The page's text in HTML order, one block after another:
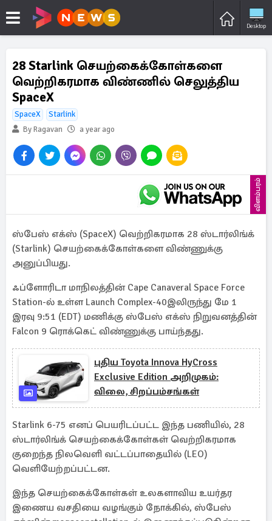
Desktop
28 Starlink செயற்கைக்கோள்களை
வெற்றிகரமாக விண்ணில் செலுத்திய
SpaceX
SpaceX
Starlink
By Ragavan
a year ago
விளம்பரம்
ஸ்பேஸ் எக்ஸ் (SpaceX) வெற்றிகரமாக 28 ஸ்டார்லிங்க்
(Starlink) செயற்கைக்கோள்களை விண்ணுக்கு
அனுப்பியது.
ஃப்ளோரிடா மாநிலத்தின் Cape Canaveral Space Force
Station-ல் உள்ள Launch Complex-40இலிருந்து மே 1
இரவு 9:51 (EDT) மணிக்கு ஸ்பேஸ் எக்ஸ் நிறுவனத்தின்
Falcon 9 ரொக்கெட் விண்ணுக்கு பாய்ந்தது.
புதிய Toyota Innova HyCross
Exclusive Edition அறிமுகம்:
விலை, சிறப்பம்சங்கள்
Starlink 6-75 எனப் பெயரிடப்பட்ட இந்த பணியில், 28
ஸ்டார்லிங்க் செயற்கைக்கோள்கள் வெற்றிகரமாக
குறைந்த நிலவெளி வட்டப்பாதையில் (LEO)
வெளியேற்றப்பட்டன.
இந்த செயற்கைக்கோள்கள் உலகளாவிய உயர்தர
இணைய வசதியை வழங்கும் நோக்கில், ஸ்பேஸ்